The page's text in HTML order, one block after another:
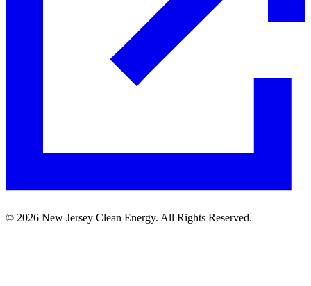
© 2026 New Jersey Clean Energy. All Rights Reserved.​​​​‌ ‍ ​‍​‍‌‍ ‌ ​‍‌‍‍‌‌‍‌ ‌‍‍‌‌‍ ‍​‍​‍​ ‍‍​‍​‍‌ ​ ‌‍​‌‌‍ ‍‌‍‍‌‌ ‌​‌ ‍‌​‍ ‍‌‍‍‌‌‍ ​‍​‍​‍ ​​‍​‍‌‍‍​‌ ​‍‌‍‌‌‌‍‌‍​‍​‍​ ‍‍​‍​‍‌‍‍​‌ ‌​‌ ‌​‌ ​​​ ‍‍​‍ ​‍ ‌‍ ​‌‍ ‌‍​ ‌‍​‌‌‍ ​‌‍‍​‌‍ ‌ ​ ‌ ‌​​ ‍‍​ ​ ​ ​ ​ ​ ​ ​ ​‍ ‌‍‍‌‌‍ ‍‌ ‌​‌‍‌‌‌‍ ‍‌ ‌​​‍ ‌‍‌‌‌‍‌​‌‍‍‌‌ ‌​​‍ ‌‍ ‌‌‍ ‌‍‌​‌‍‌‌​ ‌‌ ​​‌ ​‍‌‍‌‌‌ ​ ‌‍‌‌‌‍ ‍‌ ‌​‌‍​‌‌ ‌​‌‍‍‌‌‍ ‌‍ ‍​ ‍ ‌‍‍‌‌‍‌​​ ‌‌ ​ ‌‍‍‌‌ ‌​‌‍‌‌‌​‌‍‌‍ ‌‍ ‌ ‌​‌‍‌‌‌ ​‍​ ‍ ‌ ‌​‌ ‍‌‌ ​​‌‍‌‌​ ‌‌‍‌‍‌‍ ‌‍ ‌ ‌​‌‍‌‌‌ ​‍​ ‍ ‌ ​​‌‍​‌‌ ‌​‌‍‍​​ ‌‌‍ ​‌‍‌‌‌‍‌ ‌‍​‌‌‍ ​​‍ ‍‌ ‌​‌‍‌‌‌ ‍​‌ ‌​​ ‌‍​‍‌‍​‌‌ ​ ‌‍‌‌‌‌‌‌‌ ​‍‌‍ ​​ ‌‌‍‍​‌ ‌​‌ ‌​‌ ​​​‍‌‌​ ​ ‌​​‌​‍‌‌​ ​‍‌​‌‍​‍‌‌​ ​‍‌​‌‍‌‍ ​‌‍ ‌‍​ ‌‍​‌‌‍ ​‌‍‍​‌‍ ‌ ​ ‌ ‌​​‍‌‌​ ​ ‌​​‌​ ​ ​ ​ ​ ​ ​ ​ ​‍‌‍‌‍‍‌‌‍‌​​ ‌‌ ​ ‌‍‍‌‌ ‌​‌‍‌‌‌​‌‍‌‍ ‌‍ ‌ ‌​‌‍‌‌‌ ​‍​‍‌‍‌ ‌​‌ ‍‌‌ ​​‌‍‌‌​ ‌‌‍‌‍‌‍ ‌‍ ‌ ‌​‌‍‌‌‌ ​‍​‍‌‍‌ ​​‌‍​‌‌ ‌​‌‍‍​​ ‌‌‍ ​‌‍‌‌‌‍‌ ‌‍​‌‌‍ ​​‍ ‍‌ ‌​‌‍‌‌‌ ‍​‌ ‌​​‍‌‍‌ ​​‌‍‌‌‌ ​‍‌ ​ ‌ ​​‌‍‌‌‌‍​ ‌ ‌​‌‍‍‌‌ ‌‍‌‍‌‌​ ‌‌ ​​‌ ‌‌‌‍​‍‌‍ ​‌‍‍‌‌ ​ ‌‍‍​‌‍‌‌‌‍‌​​‍​‍‌ ‌